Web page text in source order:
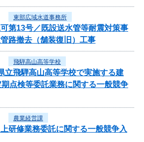
東部広域水道事務所
可第13号／既設送水管等耐震対策事
路撤去（舗装復旧）工事
飛騨高山高等学校
飛騨高山高等学校で実施する建
点検等委託業務に関する一般競争
農業経営課
研修業務委託に関する一般競争入